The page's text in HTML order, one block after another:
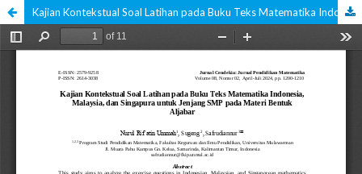
Kajian Kontekstual Soal Latihan pada Buku Teks Matematika Indonesia, Malaysia, dan Singapura untuk Jenjang SMP pada Materi Bentuk Aljabar